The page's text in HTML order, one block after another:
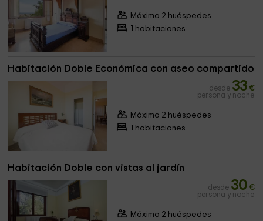
Máximo 2 huéspedes
1 habitaciones
Habitación Doble Económica con aseo compartido
desde 33 €
persona y noche
Máximo 2 huéspedes
1 habitaciones
Habitación Doble con vistas al jardín
desde 30 €
persona y noche
Máximo 2 huéspedes